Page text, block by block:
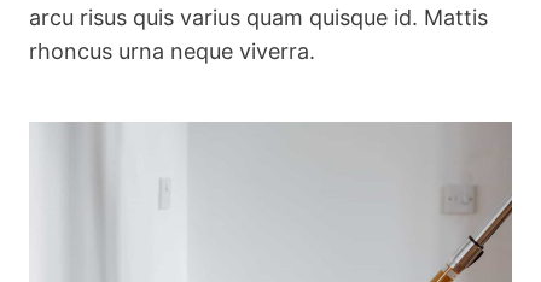
arcu risus quis varius quam quisque id. Mattis
rhoncus urna neque viverra.